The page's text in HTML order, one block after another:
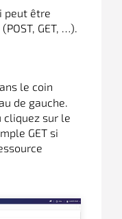
peut être
GET, …).
le coin
de gauche.
cliquez sur le
GET si